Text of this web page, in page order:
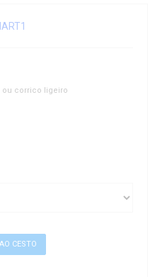
ou corrico ligeiro